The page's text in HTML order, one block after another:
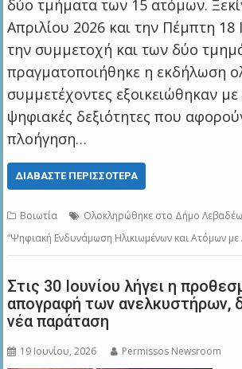
δύο τμήματα των 15 ατόμων.
Απριλίου 2026 και την Πέμπτη 18
την συμμετοχή και των δύο
πραγματοποιήθηκε η εκδήλωση
συμμετέχοντες εξοικειώθηκαν με
ψηφιακές δεξιότητες που
πλοήγηση…
ΔΙΑΒΆΣΤΕ ΠΕΡΙΣΣΌΤΕΡΑ
Βοιωτία
Ολοκληρώθηκε στο Δήμο
“Ψηφιακή Ενδυνάμωση Ηλικιωμένων και Ατόμων
Στις 30 Ιουνίου λήγει η
απογραφή των ανελκυστήρων,
νέα παράταση
19 Ιουνίου, 2026 Permissos Newsroom